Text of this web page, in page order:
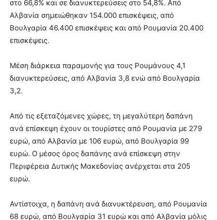
στο 66,8% και σε διανυκτερεύσεις στο 54,8%. Από
Αλβανία σημειώθηκαν 154.000 επισκέψεις, από
Βουλγαρία 46.400 επισκέψεις και από Ρουμανία 20.400
επισκέψεις.
Μέση διάρκεια παραμονής για τους Ρουμάνους 4,1
διανυκτερεύσεις, από Αλβανία 3,8 ενώ από Βουλγαρία
3,2.
Από τις εξεταζόμενες χώρες, τη μεγαλύτερη δαπάνη
ανά επίσκεψη έχουν οι τουρίστες από Ρουμανία με 279
ευρώ, από Αλβανία με 106 ευρώ, από Βουλγαρία 99
ευρώ. Ο μέσος όρος δαπάνης ανά επίσκεψη στην
Περιφέρεια Δυτικής Μακεδονίας ανέρχεται στα 205
ευρώ.
Αντίστοιχα, η δαπάνη ανά διανυκτέρευση, από Ρουμανία
68 ευρώ, από Βουλγαρία 31 ευρώ και από Αλβανία μόλις